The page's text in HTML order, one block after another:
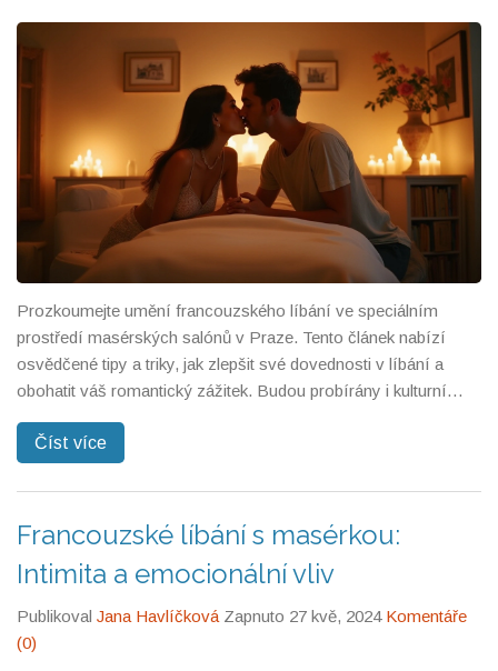
Prozkoumejte umění francouzského líbání ve speciálním
prostředí masérských salónů v Praze. Tento článek nabízí
osvědčené tipy a triky, jak zlepšit své dovednosti v líbání a
obohatit váš romantický zážitek. Budou probírány i kulturní
nevšední. Naučte se, jak nejen překvapit svého partnera, ale
srdci Evropy. Inspirujte se, jak přenést vášeň z Paříže do
Prahy.
Číst více
Francouzské líbání s masérkou:
Intimita a emocionální vliv
Publikoval Jana Havlíčková Zapnuto 27 kvě, 2024 Komentáře
(0)